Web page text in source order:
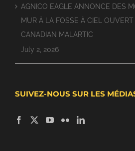
AGNICO EAGLE ANNONCE DES
MUR À LA FOSSE À CIEL
CANADIAN MALARTIC
July 2, 2026
SUIVEZ-NOUS SUR LES